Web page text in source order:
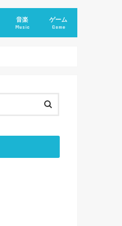
音楽
Music
ゲーム
Game